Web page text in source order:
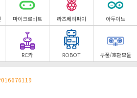
마이크로비트 라즈베리파이 아두이노
RC카 ROBOT 부품/호환모듈